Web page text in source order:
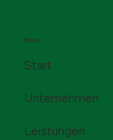
Menü
Start
Unternehmen
Leistungen